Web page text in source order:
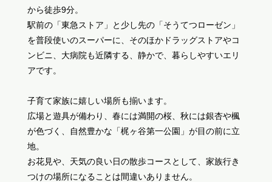
から徒歩9分。
駅前の「東急ストア」と少し先の「そうてつローゼン」
を普段使いのスーパーに、そのほかドラッグストアやコ
ンビニ、大病院も近隣する、静かで、暮らしやすいエリ
アです。
子育て家族に嬉しい場所も揃います。
広場と遊具が備わり、春には満開の桜、秋には銀杏や楓
が色づく、自然豊かな「梶ヶ谷第一公園」が目の前に立
地。
お花見や、天気の良い日の散歩コースとして、家族行き
つけの場所になることは間違いありません。